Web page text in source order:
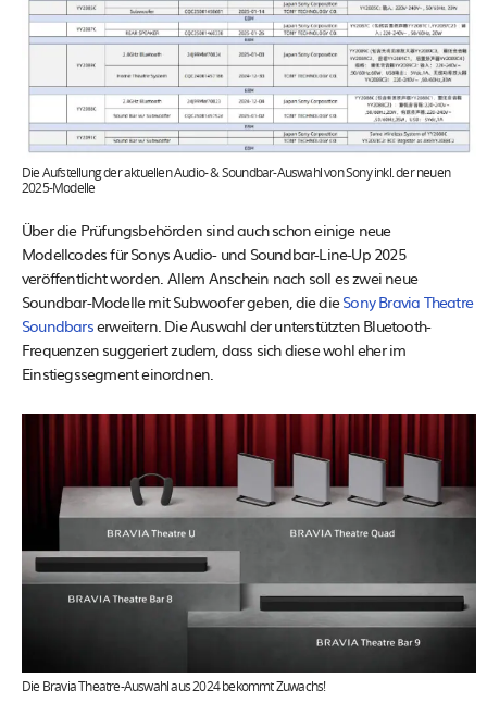
Die Aufstellung der aktuellen Audio- & Soundbar-Auswahl von Sony inkl. der neuen
2025-Modelle
Über die Prüfungsbehörden sind auch schon einige neue
Modellcodes für Sonys Audio- und Soundbar-Line-Up 2025
veröffentlicht worden. Allem Anschein nach soll es zwei neue
Soundbar-Modelle mit Subwoofer geben, die dieSony Bravia Theatre
Soundbarserweitern. Die Auswahl der unterstützten Bluetooth-
Frequenzen suggeriert zudem, dass sich diese wohl eher im
Einstiegssegment einordnen.
Die Bravia Theatre-Auswahl aus 2024 bekommt Zuwachs!